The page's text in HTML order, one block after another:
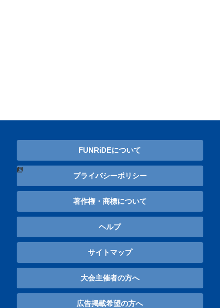
FUNRiDEについて
プライバシーポリシー
著作権・商標について
ヘルプ
サイトマップ
大会主催者の方へ
広告掲載希望の方へ